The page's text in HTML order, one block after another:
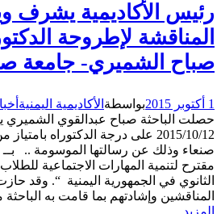
رئيس الأكاديمية يشرف
المناقشة لإطروحة
صباح الشميري- جامعة
1 أكتوبر 2015 بواسطة الأكاديمية اليمنية
حصلت الباحثة صباح عبدالقوي الشميري
2015/10/12 على درجة الدكتوراه
صنعاء وذلك عن رسالتها الموسومة .. بــ :
مقترح لتنمية المهارات الاجتماعية
الثانوي في الجمهورية اليمنية “. وقد
المناقشين وإشادتهم بما قامت به
المزيد